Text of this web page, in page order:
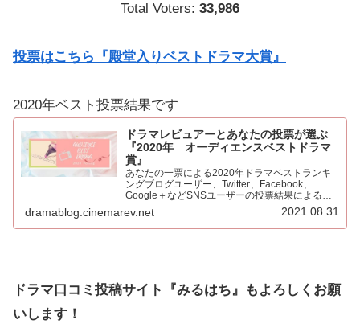
Total Voters: 33,986
投票はこちら『殿堂入りベストドラマ大賞』
2020年ベスト投票結果です
ドラマレビュアーとあなたの投票が選ぶ
『2020年 オーディエンスベストドラマ
賞』
あなたの一票による2020年ドラマベストランキ
ングブログユーザー、Twitter、Facebook、
Google＋などSNSユーザーの投票結果による
2020年ベストドラマ。445票もの投票をいただき
心より感謝申し上げます！！集計の結果を発表…
dramablog.cinemarev.net 2021.08.31
ドラマ口コミ投稿サイト『みるはち』もよろしくお願
いします！